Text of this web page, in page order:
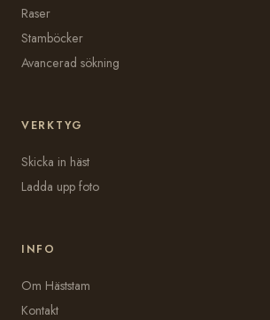
Raser
Stamböcker
Avancerad sökning
VERKTYG
Skicka in häst
Ladda upp foto
INFO
Om Häststam
Kontakt